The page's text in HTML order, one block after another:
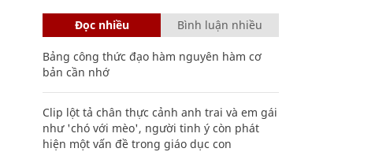
Đọc nhiều Bình luận nhiều
Bảng công thức đạo hàm nguyên hàm cơ
bản cần nhớ
Clip lột tả chân thực cảnh anh trai và em gái
như 'chó với mèo', người tinh ý còn phát
hiện một vấn đề trong giáo dục con